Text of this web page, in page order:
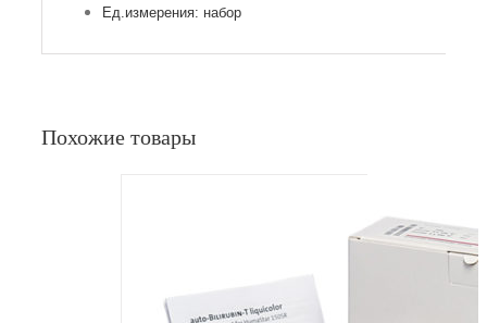
Ед.измерения: набор
Похожие товары